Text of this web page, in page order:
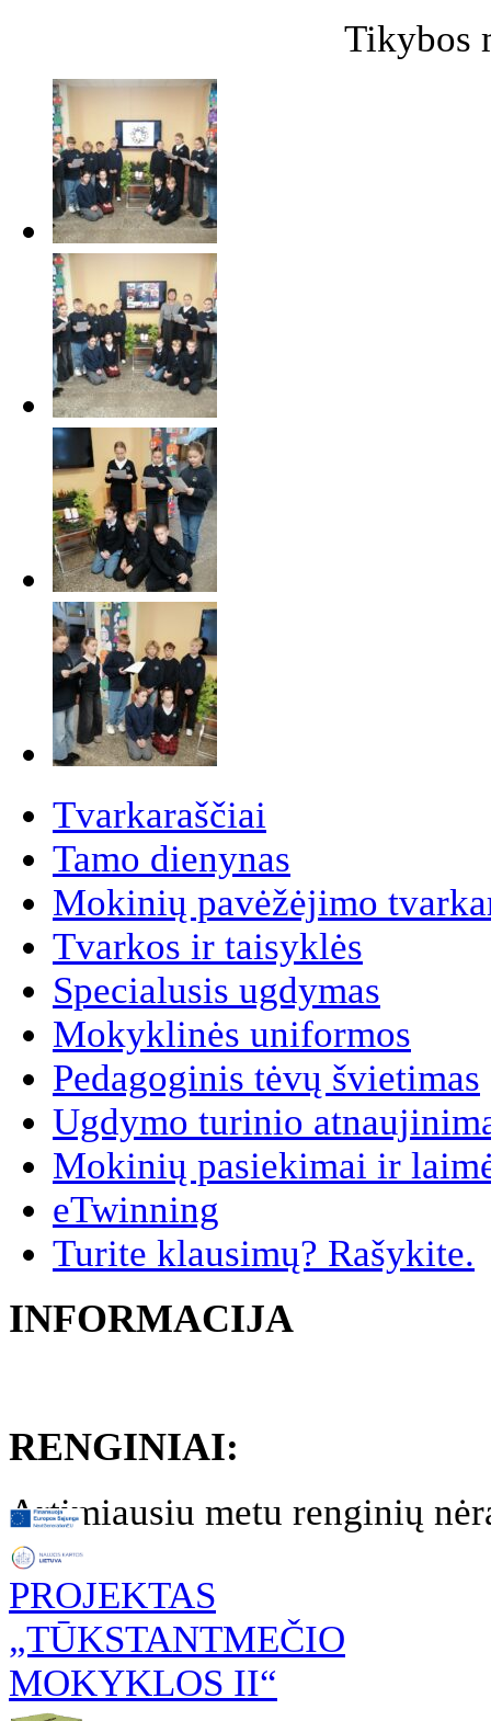
Tikybos
Tvarkaraščiai
Tamo dienynas
Mokinių pavėžėjimo
Tvarkos ir taisyklės
Specialusis ugdymas
Mokyklinės uniformos
Pedagoginis tėvų švietimas
Ugdymo turinio
Mokinių pasiekimai ir
eTwinning
Turite klausimų? Rašykite.
INFORMACIJA
RENGINIAI:
Artimiausiu metu renginių
PROJEKTAS
„TŪKSTANTMEČIO
MOKYKLOS II“